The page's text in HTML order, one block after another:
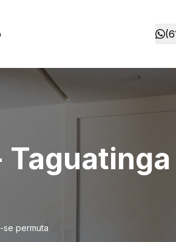
Taguatinga
se permuta